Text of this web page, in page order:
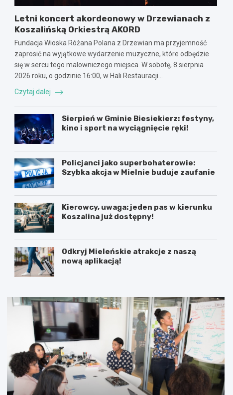
Letni koncert akordeonowy w Drzewianach z
Koszalińską Orkiestrą AKORD
Fundacja Wioska Różana Polana z Drzewian ma przyjemność
zaprosić na wyjątkowe wydarzenie muzyczne, które odbędzie
się w sercu tego malowniczego miejsca. W sobotę, 8 sierpnia
2026 roku, o godzinie 16:00, w Hali Restauracji…
Czytaj dalej
Sierpień w Gminie Biesiekierz: festyny,
kino i sport na wyciągnięcie ręki!
Policjanci jako superbohaterowie:
Szybka akcja w Mielnie buduje zaufanie
Kierowcy, uwaga: jeden pas w kierunku
Koszalina już dostępny!
Odkryj Mieleńskie atrakcje z naszą
nową aplikacją!